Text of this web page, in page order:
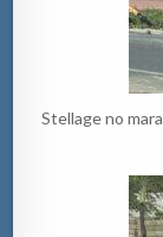
Stellage no